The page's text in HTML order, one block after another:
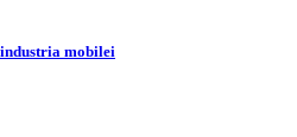
mobilei